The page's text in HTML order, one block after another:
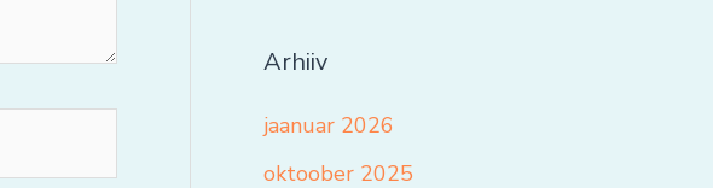
Arhiiv
jaanuar 2026
oktoober 2025